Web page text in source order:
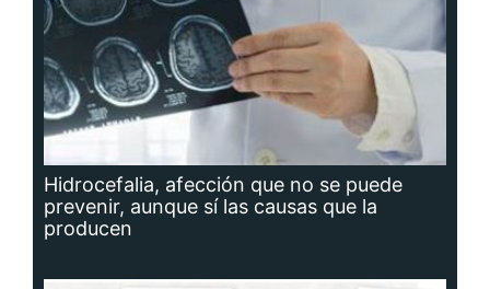
Hidrocefalia, afección que no se puede
prevenir, aunque sí las causas que la
producen